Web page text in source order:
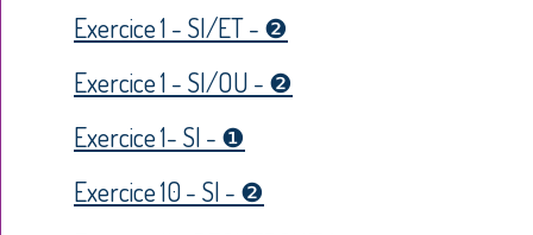
Exercice 1 - SI/ET - ❷
Exercice 1 - SI/OU - ❷
Exercice 1- SI - ❶
Exercice 10 - SI - ❷